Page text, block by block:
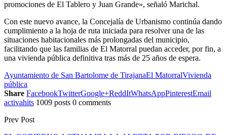
promociones de El Tablero y Juan Grande», señaló Marichal.
Con este nuevo avance, la Concejalía de Urbanismo continúa dando
cumplimiento a la hoja de ruta iniciada para resolver una de las
situaciones habitacionales más prolongadas del municipio,
facilitando que las familias de El Matorral puedan acceder, por fin, a
una vivienda pública definitiva tras más de 25 años de espera.
Ayuntamiento de San Bartolome de TirajanaEl MatorralVivienda
pública
Share FacebookTwitterGoogle+ReddItWhatsAppPinterestEmail
activahits 1009 posts 0 comments
Prev Post